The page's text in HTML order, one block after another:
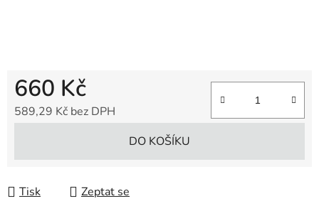
660 Kč
589,29 Kč bez DPH
DO KOŠÍKU
Tisk Zeptat se